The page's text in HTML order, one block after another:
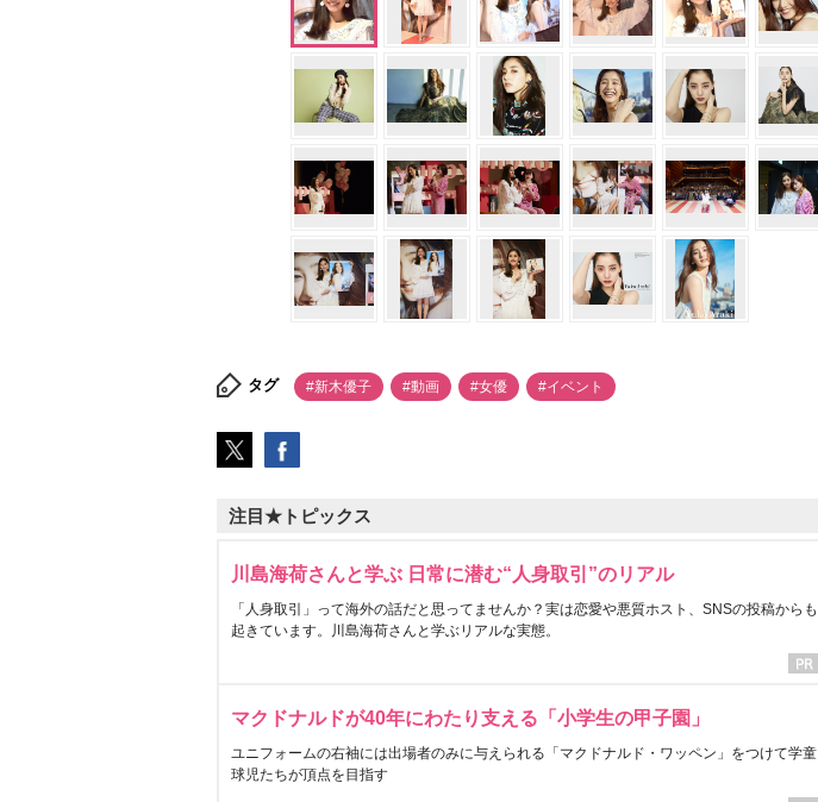
タグ #新木優子 #動画 #女優 #イベント
注目★トピックス
川島海荷さんと学ぶ 日常に潜む“人身取引”のリアル
「人身取引」って海外の話だと思ってませんか？実は恋愛や悪質ホスト、SNSの投稿からも
起きています。川島海荷さんと学ぶリアルな実態。
マクドナルドが40年にわたり支える「小学生の甲子園」
ユニフォームの右袖には出場者のみに与えられる「マクドナルド・ワッペン」をつけて学童
球児たちが頂点を目指す